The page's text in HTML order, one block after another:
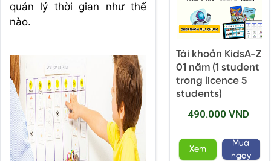
quản lý thời gian như thế
nào.
Tài khoản KidsA-Z
01 năm (1 student
trong licence 5
students)
490.000 VND
Xem
Mua
ngay